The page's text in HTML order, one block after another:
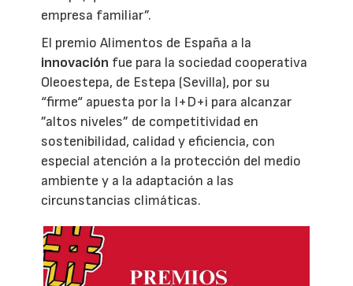
empresa familiar”.
El premio Alimentos de España a la
innovación fue para la sociedad cooperativa
Oleoestepa, de Estepa (Sevilla), por su
“firme“ apuesta por la I+D+i para alcanzar
”altos niveles” de competitividad en
sostenibilidad, calidad y eficiencia, con
especial atención a la protección del medio
ambiente y a la adaptación a las
circunstancias climáticas.